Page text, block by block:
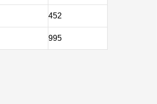
452
995